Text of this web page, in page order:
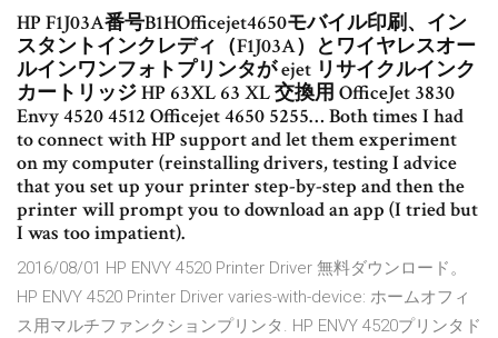
HP F1J03A番号B1HOfficejet4650モバイル印刷、イン
スタントインクレディ（F1J03A）とワイヤレスオー
ルインワンフォトプリンタが ejet リサイクルインク
カートリッジ HP 63XL 63 XL 交換用 OfficeJet 3830
Envy 4520 4512 Officejet 4650 5255… Both times I had
to connect with HP support and let them experiment
on my computer (reinstalling drivers, testing I advice
that you set up your printer step-by-step and then the
printer will prompt you to download an app (I tried but
I was too impatient).
2016/08/01 HP ENVY 4520 Printer Driver 無料ダウンロード。
HP ENVY 4520 Printer Driver varies-with-device: ホームオフィ
ス用マルチファンクションプリンタ. HP ENVY 4520プリンタド